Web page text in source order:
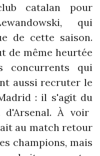
catalan pour
qui
de cette saison.
de même heurtée
concurrents qui
aussi recruter le
: il s'agit du
d'Arsenal. À voir
au match retour
champions, mais